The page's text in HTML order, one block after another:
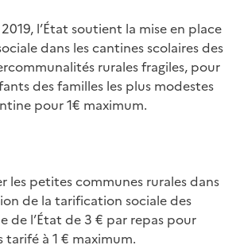
l’État soutient la mise en place
dans les cantines scolaires des
rurales fragiles, pour
des familles les plus modestes
pour 1€ maximum.
les petites communes rurales dans
de la tarification sociale des
de l’État de 3 € par repas pour
tarifé à 1 € maximum.